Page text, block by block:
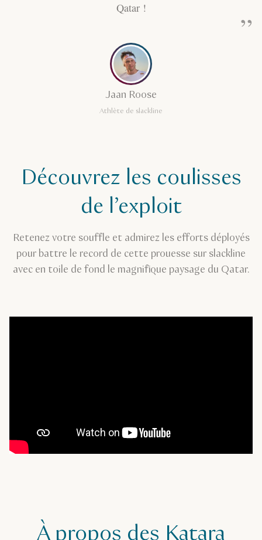
Qatar !
Jaan Roose
Athlète de slackline
Découvrez les coulisses
de l’exploit
Retenez votre souffle et admirez les efforts déployés
pour battre le record de cette prouesse sur slackline
avec en toile de fond le magnifique paysage du Qatar.
À propos des Katara